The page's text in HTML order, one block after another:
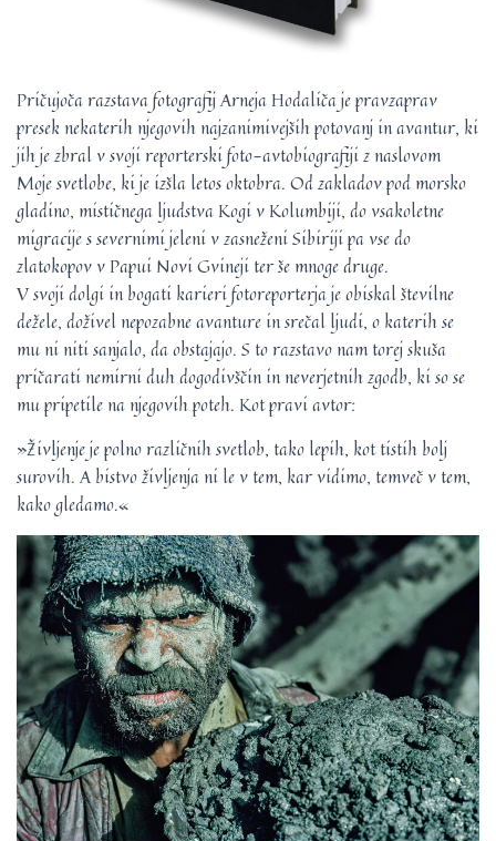
Pričujoča razstava fotografij Arneja Hodaliča je pravzaprav
presek nekaterih njegovih najzanimivejših potovanj in avantur, ki
jih je zbral v svoji reporterski foto-avtobiografiji z naslovom
Moje svetlobe, ki je izšla letos oktobra. Od zakladov pod morsko
gladino, mističnega ljudstva Kogi v Kolumbiji, do vsakoletne
migracije s severnimi jeleni v zasneženi Sibiriji pa vse do
zlatokopov v Papui Novi Gvineji ter še mnoge druge.
V svoji dolgi in bogati karieri fotoreporterja je obiskal številne
dežele, doživel nepozabne avanture in srečal ljudi, o katerih se
mu ni niti sanjalo, da obstajajo. S to razstavo nam torej skuša
pričarati nemirni duh dogodivščin in neverjetnih zgodb, ki so se
mu pripetile na njegovih poteh. Kot pravi avtor:
»Življenje je polno različnih svetlob, tako lepih, kot tistih bolj
surovih. A bistvo življenja ni le v tem, kar vidimo, temveč v tem,
kako gledamo.«